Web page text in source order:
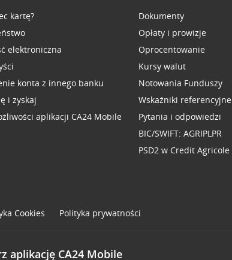
kartę?
elektroniczna
konta z innego banku
i zyskaj
aplikacji CA24 Mobile
Dokumenty
Opłaty i prowizje
Oprocentowanie
Kursy walut
Notowania Funduszy
Wskaźniki referencyjne
Pytania i odpowiedzi
BIC/SWIFT: AGRIPLPR
PSD2 w Credit Agricole
Cookies Polityka prywatności
aplikację CA24 Mobile